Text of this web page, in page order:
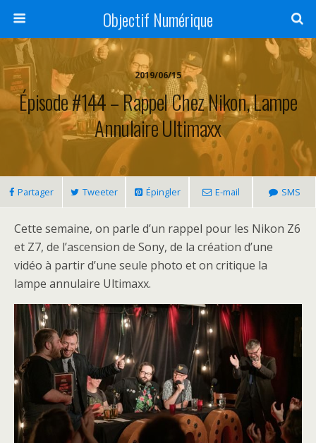
Objectif Numérique
2019/06/15
Épisode #144 – Rappel Chez Nikon, Lampe
Annulaire Ultimaxx
Partager Tweeter Épingler E-mail SMS
Cette semaine, on parle d’un rappel pour les Nikon Z6
et Z7, de l’ascension de Sony, de la création d’une
vidéo à partir d’une seule photo et on critique la
lampe annulaire Ultimaxx.